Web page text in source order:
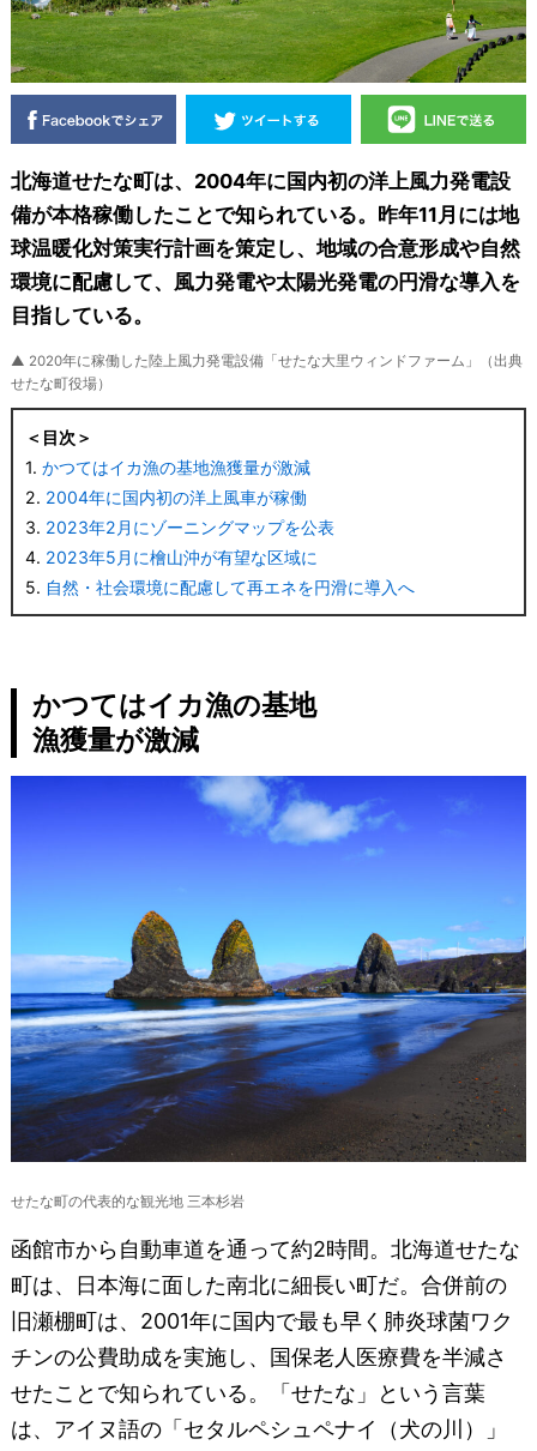
北海道せたな町は、2004年に国内初の洋上風力発電設
備が本格稼働したことで知られている。昨年11月には地
球温暖化対策実行計画を策定し、地域の合意形成や自然
環境に配慮して、風力発電や太陽光発電の円滑な導入を
目指している。
▲ 2020年に稼働した陸上風力発電設備「せたな大里ウィンドファーム」（出典
せたな町役場）
＜目次＞
1. かつてはイカ漁の基地漁獲量が激減
2. 2004年に国内初の洋上風車が稼働
3. 2023年2月にゾーニングマップを公表
4. 2023年5月に檜山沖が有望な区域に
5. 自然・社会環境に配慮して再エネを円滑に導入へ
かつてはイカ漁の基地
漁獲量が激減
せたな町の代表的な観光地 三本杉岩
函館市から自動車道を通って約2時間。北海道せたな
町は、日本海に面した南北に細長い町だ。合併前の
旧瀬棚町は、2001年に国内で最も早く肺炎球菌ワク
チンの公費助成を実施し、国保老人医療費を半減さ
せたことで知られている。「せたな」という言葉
は、アイヌ語の「セタルペシュペナイ（犬の川）」